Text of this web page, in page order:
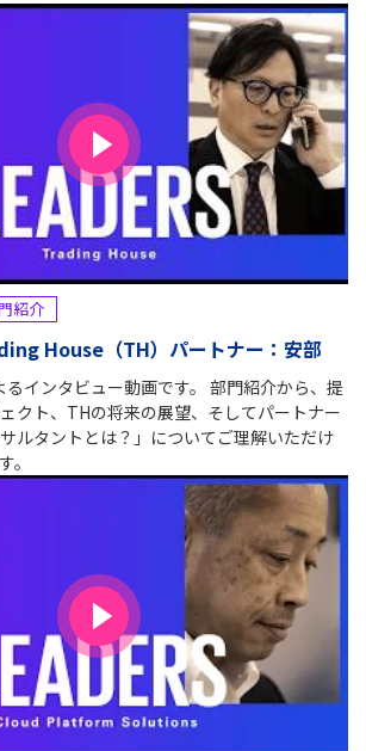
紹介
House（TH）パートナー：安部
インタビュー動画です。 部門紹介から、提
クト、THの将来の展望、そしてパートナー
ルタントとは？」についてご理解いただけ
。